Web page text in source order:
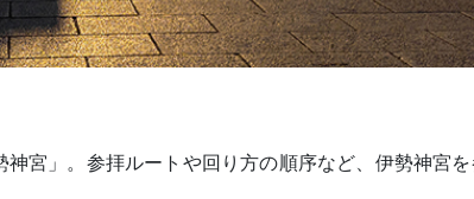
宮」。参拝ルートや回り方の順序など、伊勢神宮